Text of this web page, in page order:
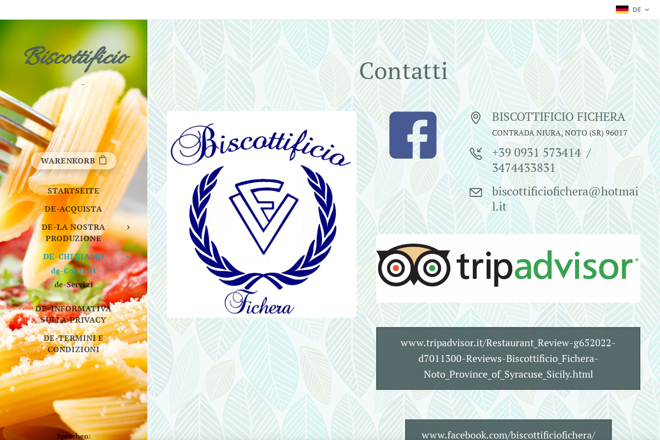
DE
Biscottificio
Fichera
WARENKORB
STARTSEITE
DE-ACQUISTA
DE-LA NOSTRA
PRODUZIONE
DE-CHI SIAMO
de-Contatti
de-Servizi
DE-INFORMATIVA
SULLA PRIVACY
DE-TERMINI E
CONDIZIONI
Contatti
BISCOTTIFICIO FICHERA
CONTRADA NIURA, NOTO (SR) 96017
+39 0931 573414 /
3474433831
biscottificiofichera@hotmai
l.it
www.tripadvisor.it/Restaurant_Review-g652022-
d7011300-Reviews-Biscottificio_Fichera-
Noto_Province_of_Syracuse_Sicily.html
www.facebook.com/biscottificiofichera/
Sprachen